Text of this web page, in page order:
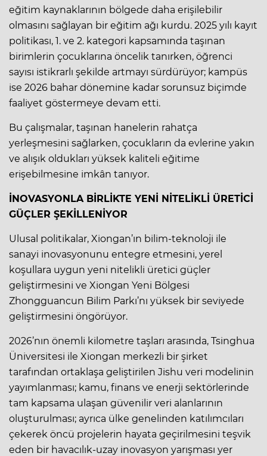
eğitim kaynaklarının bölgede daha erişilebilir
olmasını sağlayan bir eğitim ağı kurdu. 2025 yılı kayıt
politikası, 1. ve 2. kategori kapsamında taşınan
birimlerin çocuklarına öncelik tanırken, öğrenci
sayısı istikrarlı şekilde artmayı sürdürüyor; kampüs
ise 2026 bahar dönemine kadar sorunsuz biçimde
faaliyet göstermeye devam etti.
Bu çalışmalar, taşınan hanelerin rahatça
yerleşmesini sağlarken, çocukların da evlerine yakın
ve alışık oldukları yüksek kaliteli eğitime
erişebilmesine imkân tanıyor.
İNOVASYONLA BİRLİKTE YENİ NİTELİKLİ ÜRETİCİ
GÜÇLER ŞEKİLLENİYOR
Ulusal politikalar, Xiongan’ın bilim-teknoloji ile
sanayi inovasyonunu entegre etmesini, yerel
koşullara uygun yeni nitelikli üretici güçler
geliştirmesini ve Xiongan Yeni Bölgesi
Zhongguancun Bilim Parkı’nı yüksek bir seviyede
geliştirmesini öngörüyor.
2026’nın önemli kilometre taşları arasında, Tsinghua
Üniversitesi ile Xiongan merkezli bir şirket
tarafından ortaklaşa geliştirilen Jishu veri modelinin
yayımlanması; kamu, finans ve enerji sektörlerinde
tam kapsama ulaşan güvenilir veri alanlarının
oluşturulması; ayrıca ülke genelinden katılımcıları
çekerek öncü projelerin hayata geçirilmesini teşvik
eden bir havacılık-uzay inovasyon yarışması yer